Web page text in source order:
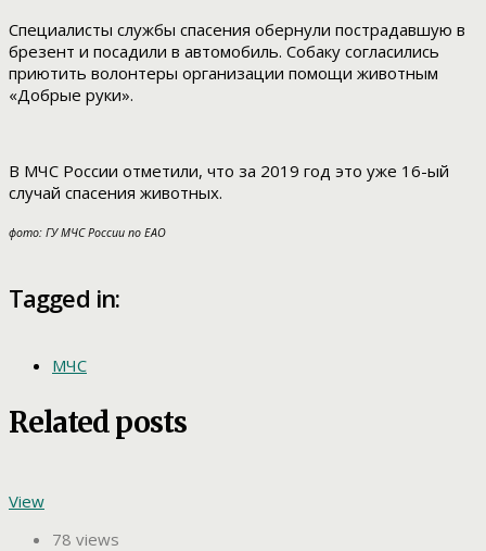
Специалисты службы спасения обернули пострадавшую в
брезент и посадили в автомобиль. Собаку согласились
приютить волонтеры организации помощи животным
«Добрые руки».
В МЧС России отметили, что за 2019 год это уже 16-ый
случай спасения животных.
фото: ГУ МЧС России по ЕАО
Tagged in:
МЧС
Related posts
View
78 views